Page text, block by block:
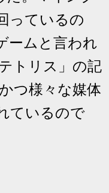
っているの
ームと言われ
トリス」の記
つ様々な媒体
ているので